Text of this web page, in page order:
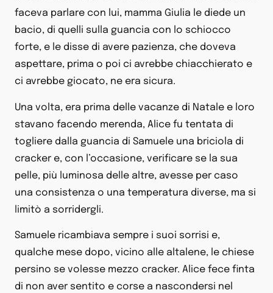
faceva parlare con lui, mamma Giulia le diede un
bacio, di quelli sulla guancia con lo schiocco
forte, e le disse di avere pazienza, che doveva
aspettare, prima o poi ci avrebbe chiacchierato e
ci avrebbe giocato, ne era sicura.
Una volta, era prima delle vacanze di Natale e loro
stavano facendo merenda, Alice fu tentata di
togliere dalla guancia di Samuele una briciola di
cracker e, con l’occasione, verificare se la sua
pelle, più luminosa delle altre, avesse per caso
una consistenza o una temperatura diverse, ma si
limitò a sorridergli.
Samuele ricambiava sempre i suoi sorrisi e,
qualche mese dopo, vicino alle altalene, le chiese
persino se volesse mezzo cracker. Alice fece finta
di non aver sentito e corse a nascondersi nel